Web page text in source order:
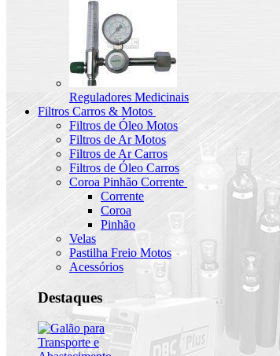
Reguladores Medicinais
Filtros Carros & Motos
Filtros de Óleo Motos
Filtros de Ar Motos
Filtros de Ar Carros
Filtros de Óleo Carros
Coroa Pinhão Corrente
Corrente
Coroa
Pinhão
Velas
Pastilha Freio Motos
Acessórios
Destaques